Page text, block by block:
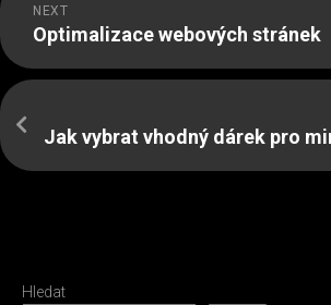
NEXT
Optimalizace webových stránek
Jak vybrat vhodný dárek pro
Hledat